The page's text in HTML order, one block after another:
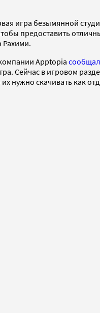
игра безымянной
предоставить
Рахими.
Apptopia сообщал
Сейчас в игровом
нужно скачивать как